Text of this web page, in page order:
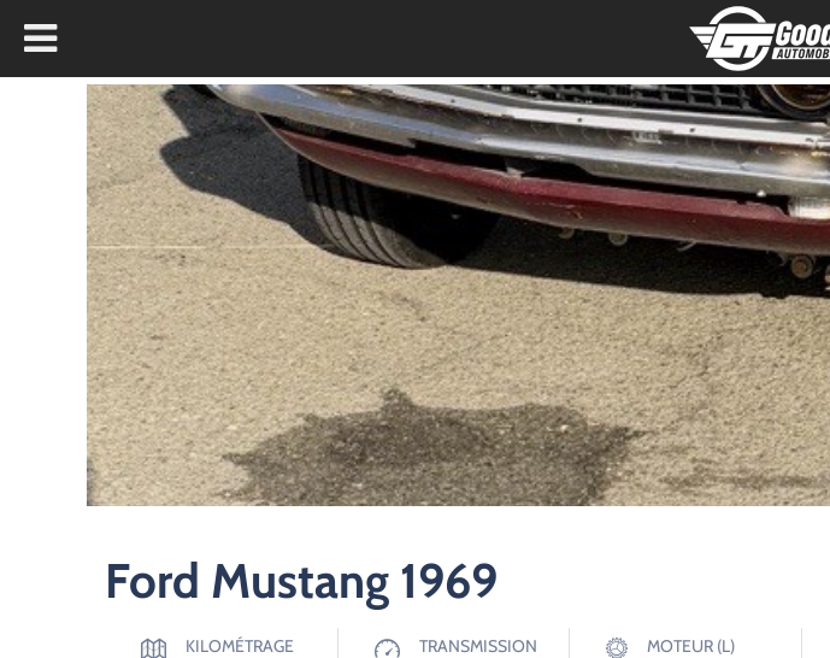
Ford Mustang 1969
KILOMÉTRAGE TRANSMISSION MOTEUR (L)